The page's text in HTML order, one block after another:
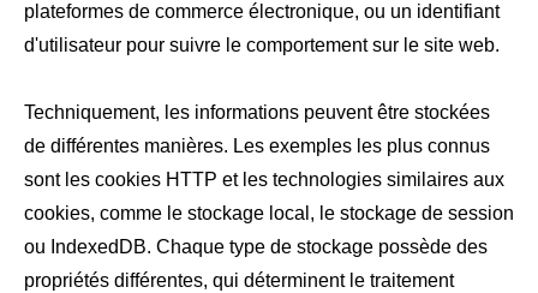
plateformes de commerce électronique, ou un identifiant
d'utilisateur pour suivre le comportement sur le site web.
Techniquement, les informations peuvent être stockées
de différentes manières. Les exemples les plus connus
sont les cookies HTTP et les technologies similaires aux
cookies, comme le stockage local, le stockage de session
ou IndexedDB. Chaque type de stockage possède des
propriétés différentes, qui déterminent le traitement